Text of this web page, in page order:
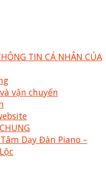
TIN CÁ NHÂN CỦA
vận chuyển
Dạy Đàn Piano –